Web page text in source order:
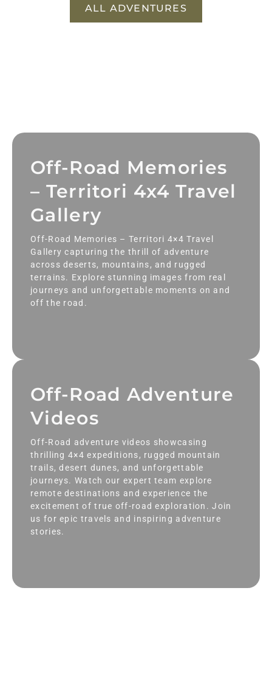
ALL ADVENTURES
Off-Road Memories
– Territori 4x4 Travel
Gallery
Off-Road Memories – Territori 4×4 Travel
Gallery capturing the thrill of adventure
across deserts, mountains, and rugged
terrains. Explore stunning images from real
journeys and unforgettable moments on and
off the road.
Off-Road Adventure
Videos
Off-Road adventure videos showcasing
thrilling 4×4 expeditions, rugged mountain
trails, desert dunes, and unforgettable
journeys. Watch our expert team explore
remote destinations and experience the
excitement of true off-road exploration. Join
us for epic travels and inspiring adventure
stories.